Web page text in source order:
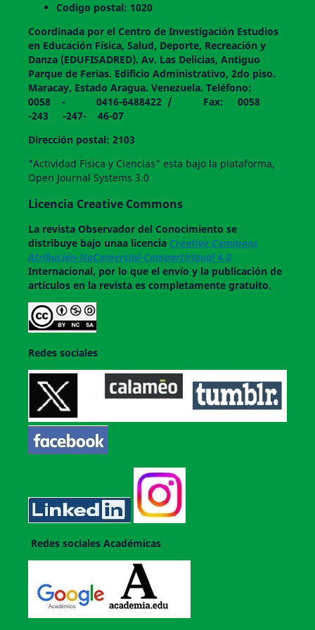
Codigo postal: 1020
Coordinada por el Centro de Investigación Estudios
en Educación Física, Salud, Deporte, Recreación y
Danza (EDUFISADRED). Av. Las Delicias, Antiguo
Parque de Ferias. Edificio Administrativo, 2do piso.
Maracay, Estado Aragua. Venezuela. Teléfono:
0058 - 0416-6488422 / Fax: 0058
-243 -247- 46-07
Dirección postal: 2103
"Actividad Física y Ciencias" esta bajo la plataforma,
Open Journal Systems 3.0
Licencia Creative Commons
La revistaObservador del Conocimiento se
distribuye bajo unaa licencia Creative Commons
Atribución-NoComercial-CompartirIgual 4.0
Internacional, por lo que el envío y la publicación de
artículos en la revista es completamente gratuito.
Redes sociales
Redes sociales Académicas